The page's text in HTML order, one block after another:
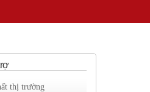
thị trường